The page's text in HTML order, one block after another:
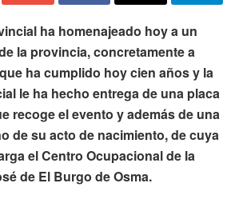
ha homenajeado hoy a un
la provincia, concretamente a
ha cumplido hoy cien años y la
le ha hecho entrega de una placa
recoge el evento y además de una
de su acto de nacimiento, de cuya
el Centro Ocupacional de la
de El Burgo de Osma.